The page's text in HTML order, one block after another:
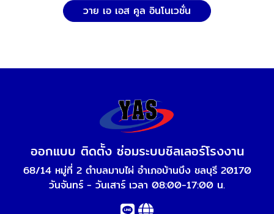
วาย เอ เอส คูล อินโนเวชั่น
ออกแบบ ติดตั้ง ซ่อมระบบชิลเลอร์โรงงาน
68/14 หมู่ที่ 2 ตำบลมาบไผ่ อำเภอบ้านบึง ชลบุรี 20170
วันจันทร์ - วันเสาร์ เวลา 08:00-17:00 น.